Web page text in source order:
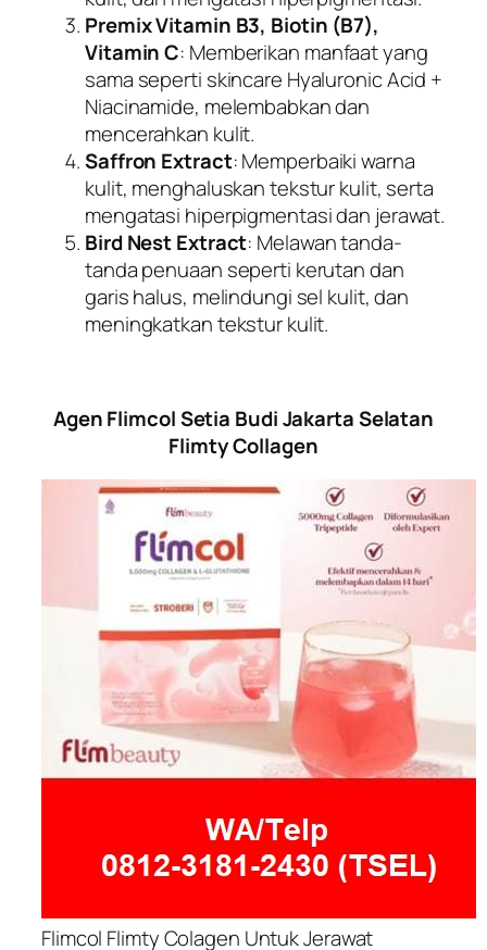
Premix Vitamin B3, Biotin (B7),
Vitamin C: Memberikan manfaat yang
sama seperti skincare Hyaluronic Acid +
Niacinamide, melembabkan dan
mencerahkan kulit.
Saffron Extract: Memperbaiki warna
kulit, menghaluskan tekstur kulit, serta
mengatasi hiperpigmentasi dan jerawat.
Bird Nest Extract: Melawan tanda-
tanda penuaan seperti kerutan dan
garis halus, melindungi sel kulit, dan
meningkatkan tekstur kulit.
Agen Flimcol Setia Budi Jakarta Selatan
Flimty Collagen
Flimcol Flimty Colagen Untuk Jerawat